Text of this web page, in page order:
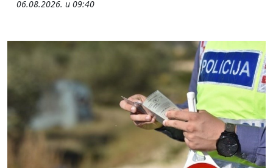
06.08.2026. u 09:40